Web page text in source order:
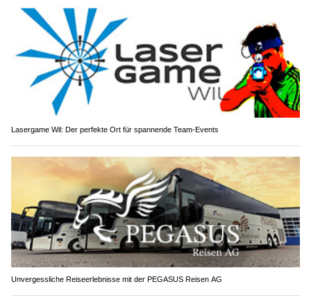
Lasergame Wil: Der perfekte Ort für spannende Team-Events
Unvergessliche Reiseerlebnisse mit der PEGASUS Reisen AG